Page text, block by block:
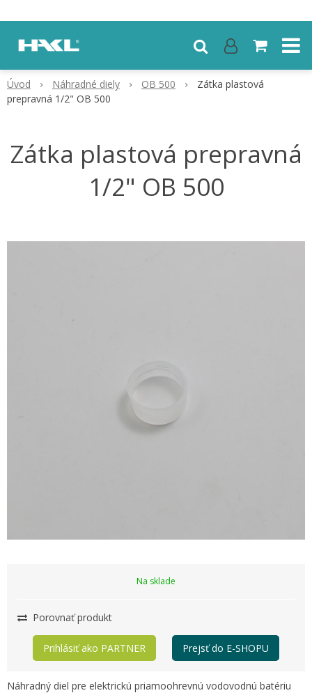
Úvod Náhradné diely OB 500
Zátka plastová
prepravná 1/2" OB 500
Zátka plastová prepravná
1/2" OB 500
Na sklade
Porovnať produkt
Prihlásiť ako PARTNER Prejsť do E-SHOPU
Náhradný diel pre elektrickú priamoohrevnú vodovodnú batériu